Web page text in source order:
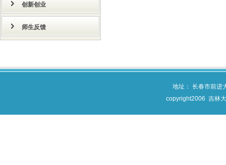
创新创业
师生反馈
地址： 长春市前进
copyright2006 吉林